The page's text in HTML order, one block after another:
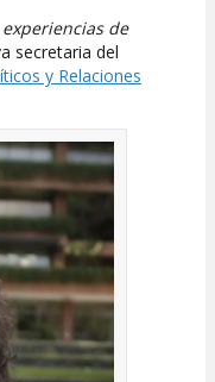
de
secretaria del
y Relaciones